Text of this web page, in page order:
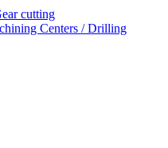
cutting
Centers / Drilling